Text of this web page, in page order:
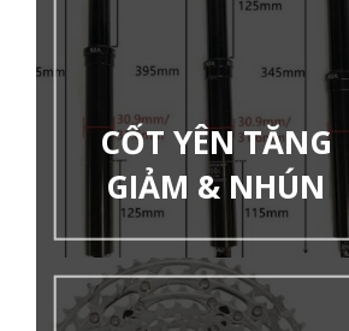
CỐT YÊN TĂNG
GIẢM & NHÚN